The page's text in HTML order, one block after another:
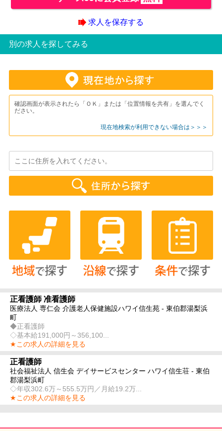
求人を保存する
別の求人を探してみる
確認画面が表示されたら「ＯＫ」または「位置情報を共有」を選んでく
ださい。
現在地検索が利用できない場合は＞＞＞
正看護師 准看護師
医療法人 専仁会 介護老人保健施設ハワイ信生苑 - 東伯郡湯梨浜
町
◆正看護師
◇基本給191,000円～356,100...
★この求人の詳細を見る
正看護師
社会福祉法人 信生会 デイサービスセンター ハワイ信生荘 - 東伯
郡湯梨浜町
◇年収302.6万～555.5万円／月給19.2万...
★この求人の詳細を見る